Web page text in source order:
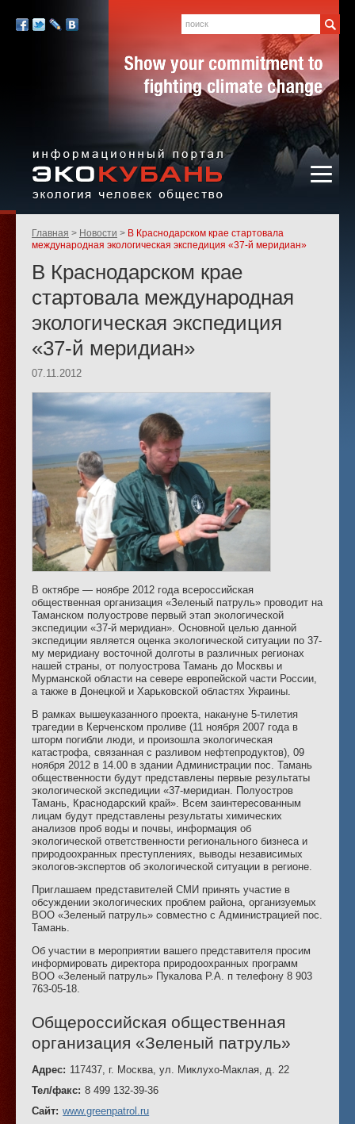
«ЭКО-КУБАНЬ»
человек,
общество
Родительские
страницы:
Главная Новости
В Краснодарском крае стартовала
международная экологическая экспедиция «37-й меридиан»
В Краснодарском крае
стартовала международная
экологическая экспедиция
«37-й меридиан»
07.11.2012
В октябре — ноябре 2012 года всероссийская
общественная организация «Зеленый патруль» проводит на
Таманском полуострове первый этап экологической
экспедиции «З7-й меридиан». Основной целью данной
экспедиции является оценка экологической ситуации по 37-
му меридиану восточной долготы в различных регионах
нашей страны, от полуострова Тамань до Москвы и
Мурманской области на севере европейской части России,
а также в Донецкой и Харьковской областях Украины.
В рамках вышеуказанного проекта, накануне 5-тилетия
трагедии в Керченском проливе (11 ноября 2007 года в
шторм погибли люди, и произошла экологическая
катастрофа, связанная с разливом нефтепродуктов), 09
ноября 2012 в 14.00 в здании Администрации пос. Тамань
общественности будут представлены первые результаты
экологической экспедиции «37-меридиан. Полуостров
Тамань, Краснодарский край». Всем заинтересованным
лицам будут представлены результаты химических
анализов проб воды и почвы, информация об
экологической ответственности регионального бизнеса и
природоохранных преступлениях, выводы независимых
экологов-экспертов об экологической ситуации в регионе.
Приглашаем представителей СМИ принять участие в
обсуждении экологических проблем района, организуемых
ВОО «Зеленый патруль» совместно с Администрацией пос.
Тамань.
Об участии в мероприятии вашего представителя просим
информировать директора природоохранных программ
ВОО «Зеленый патруль» Пукалова Р.А. п телефону 8 903
763-05-18.
Общероссийская общественная
организация «Зеленый патруль»
Адрес: 117437, г. Москва, ул. Миклухо-Маклая, д. 22
Тел/факс: 8 499 132-39-36
Сайт: www.greenpatrol.ru
Мы
Поиск